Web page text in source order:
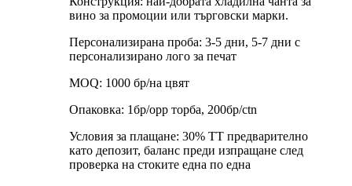
вино за промоции или търговски марки.
Персонализирана проба: 3-5 дни, 5-7 дни с
персонализирано лого за печат
MOQ: 1000 бр/на цвят
Опаковка: 1бр/opp торба, 200бр/ctn
Условия за плащане: 30% TT предварително
като депозит, баланс преди изпращане след
проверка на стоките една по една